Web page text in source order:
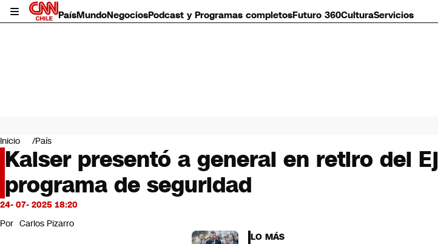
PaísMundoNegociosPodcast y Programas completosFuturo 360CulturaServicios
Mundo
Negocios
Deportes
Programas completos
Cultura
Servicios
Bits
CNN Data
Inicio País
Kaiser presentó a general en retiro del
programa de seguridad
24- 07- 2025 18:20
Por Carlos Pizarro
LO MÁS